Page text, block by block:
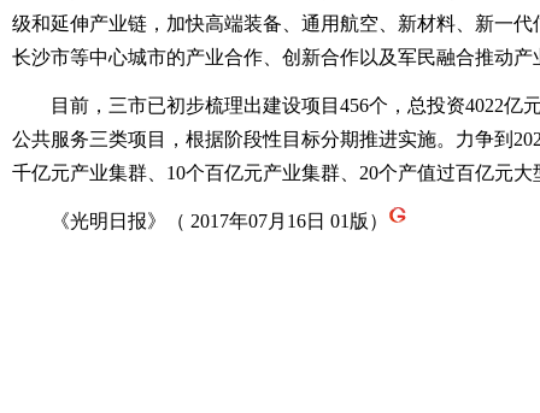
级和延伸产业链，加快高端装备、通用航空、新材料、新一
长沙市等中心城市的产业合作、创新合作以及军民融合推动
目前，三市已初步梳理出建设项目456个，总投资4022亿
公共服务三类项目，根据阶段性目标分期推进实施。力争到
千亿元产业集群、10个百亿元产业集群、20个产值过百亿元大
《光明日报》（ 2017年07月16日 01版）